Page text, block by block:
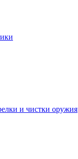
и чистки оружия